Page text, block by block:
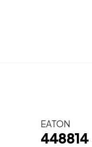
EATON
448814